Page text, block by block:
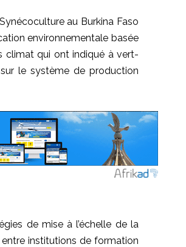
au Burkina Faso
environnementale basée
climat qui ontindiqué à vert-
sur le système de production
de mise à l’échelle de la
entre institutions de formation